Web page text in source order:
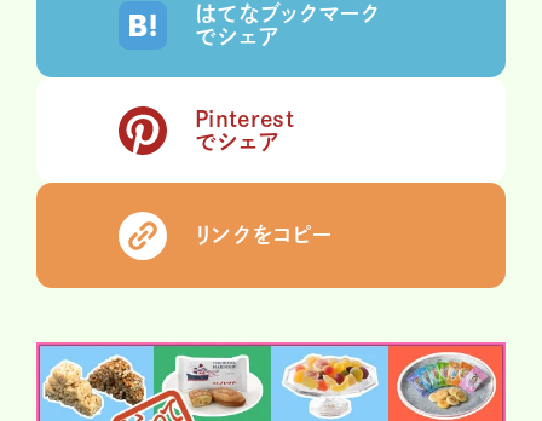
はてなブックマーク
でシェア
Pinterest
でシェア
リンクをコピー